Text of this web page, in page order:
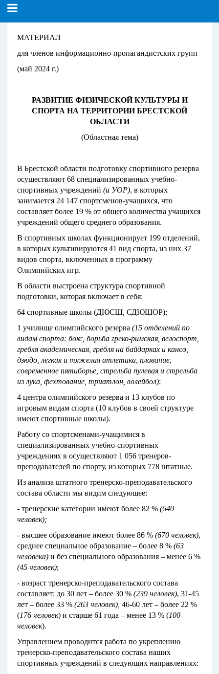
МАТЕРИАЛ
для членов информационно-пропагандистских групп
(май 2024 г.)
РАЗВИТИЕ ФИЗИЧЕСКОЙ КУЛЬТУРЫ И
СПОРТА НА ТЕРРИТОРИИ БРЕСТСКОЙ
ОБЛАСТИ
(Областная тема)
В Брестской области подготовку спортивного резерва
осуществляют 68 специализированных учебно-
спортивных учреждений (и УОР), в которых
занимается 24 147 спортсменов-учащихся, что
составляет более 19 % от общего количества учащихся
учреждений общего среднего образования.
В спортивных школах функционирует 199 отделений,
в которых культивируются 41 вид спорта, из них 37
видов спорта, включенных в программу
Олимпийских игр.
В области выстроена структура спортивной
подготовки, которая включает в себя:
64 спортивные школы (ДЮСШ, СДЮШОР);
1 училище олимпийского резерва (15 отделений по
видам спорта: бокс, борьба греко-римская, велоспорт,
гребля академическая, гребля на байдарках и каноэ,
дзюдо, легкая и тяжелая атлетика, плавание,
современное пятиборье, стрельба пулевая и стрельба
из лука, фехтование, триатлон, волейбол);
4 центра олимпийского резерва и 13 клубов по
игровым видам спорта (10 клубов в своей структуре
имеют спортивные школы).
Работу со спортсменами-учащимися в
специализированных учебно-спортивных
учреждениях в осуществляют 1 056 тренеров-
преподавателей по спорту, из которых 778 штатные.
Из анализа штатного тренерско-преподавательского
состава области мы видим следующее:
- тренерские категории имеют более 82 % (640
человек);
- высшее образование имеют более 86 % (670 человек),
среднее специальное образование – более 8 % (63
человека) и без специального образования – менее 6 %
(45 человек);
- возраст тренерско-преподавательского состава
составляет: до 30 лет – более 30 % (239 человек), 31-45
лет – более 33 % (263 человек), 46-60 лет – более 22 %
(176 человек) и старше 61 года – менее 13 % (100
человек).
Управлением проводится работа по укреплению
тренерско-преподавательского состава наших
спортивных учреждений в следующих направлениях: